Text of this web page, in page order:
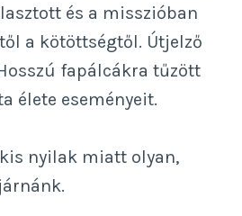
és a misszióban
a kötöttségtől. Útjelző
fapálcákra tűzött
élete eseményeit.
nyilak miatt olyan,